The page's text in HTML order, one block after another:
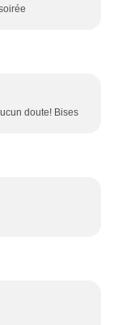
doute! Bises